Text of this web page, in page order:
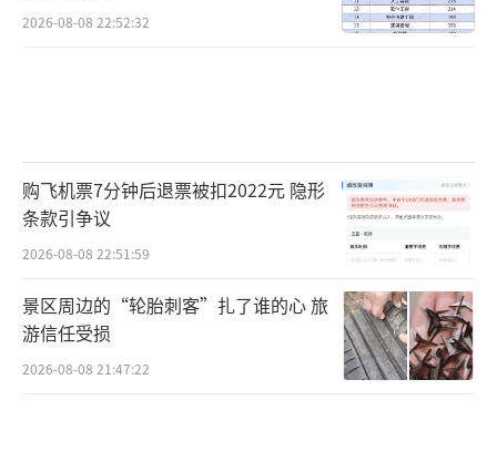
2026-08-08 22:52:32
购飞机票7分钟后退票被扣2022元 隐形
条款引争议
2026-08-08 22:51:59
景区周边的“轮胎刺客”扎了谁的心 旅
游信任受损
2026-08-08 21:47:22